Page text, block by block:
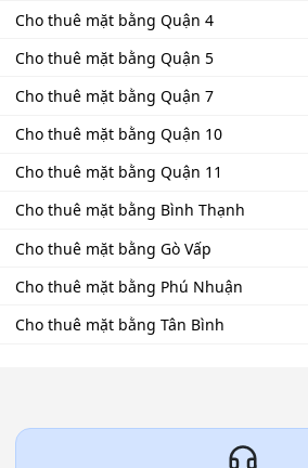
Cho thuê mặt bằng Quận 4
Cho thuê mặt bằng Quận 5
Cho thuê mặt bằng Quận 7
Cho thuê mặt bằng Quận 10
Cho thuê mặt bằng Quận 11
Cho thuê mặt bằng Bình Thạnh
Cho thuê mặt bằng Gò Vấp
Cho thuê mặt bằng Phú Nhuận
Cho thuê mặt bằng Tân Bình